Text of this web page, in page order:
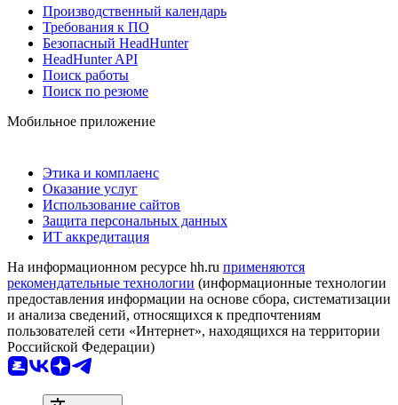
Производственный календарь
Требования к ПО
Безопасный HeadHunter
HeadHunter API
Поиск работы
Поиск по резюме
Мобильное приложение
Этика и комплаенс
Оказание услуг
Использование сайтов
Защита персональных данных
ИТ аккредитация
На информационном ресурсе hh.ru применяются
рекомендательные технологии (информационные технологии
предоставления информации на основе сбора, систематизации
и анализа сведений, относящихся к предпочтениям
пользователей сети «Интернет», находящихся на территории
Российской Федерации)